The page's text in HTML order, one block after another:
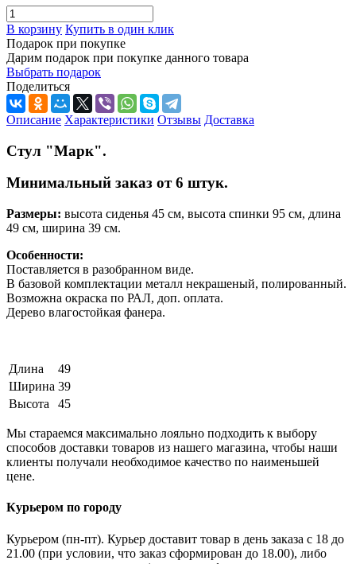
В корзину Купить в один клик
Подарок при покупке
Дарим подарок при покупке данного товара
Выбрать подарок
Поделиться
Описание Характеристики Отзывы Доставка
Стул "Марк".
Минимальный заказ от 6 штук.
Размеры: высота сиденья 45 см, высота спинки 95 см, длина
49 см, ширина 39 см.
Особенности:
Поставляется в разобранном виде.
В базовой комплектации металл некрашеный, полированный.
Возможна окраска по РАЛ, доп. оплата.
Дерево влагостойкая фанера.
Длина
49
Ширина 39
Высота
45
Мы стараемся максимально лояльно подходить к выбору
способов доставки товаров из нашего магазина, чтобы наши
клиенты получали необходимое качество по наименьшей
цене.
Курьером по городу
Курьером (пн-пт). Курьер доставит товар в день заказа с 18 до
21.00 (при условии, что заказ сформирован до 18.00), либо